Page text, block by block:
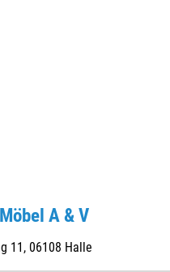
A & V
11, 06108 Halle